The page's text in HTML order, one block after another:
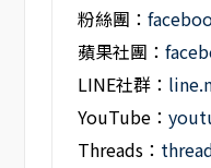
粉絲團：
蘋果社團：
LINE社群：
YouTube：
Threads：